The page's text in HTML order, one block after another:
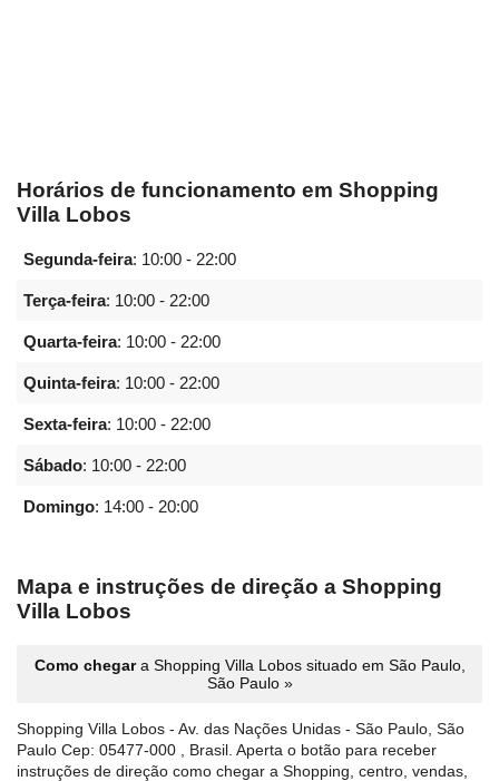
Horários de funcionamento em Shopping
Villa Lobos
Segunda-feira: 10:00 - 22:00
Terça-feira: 10:00 - 22:00
Quarta-feira: 10:00 - 22:00
Quinta-feira: 10:00 - 22:00
Sexta-feira: 10:00 - 22:00
Sábado: 10:00 - 22:00
Domingo: 14:00 - 20:00
Mapa e instruções de direção a Shopping
Villa Lobos
Como chegara Shopping Villa Lobos situado em São Paulo,
São Paulo »
Shopping Villa Lobos - Av. das Nações Unidas - São Paulo, São
Paulo Cep: 05477-000 , Brasil. Aperta o botão para receber
instruções de direção como chegar a Shopping, centro, vendas,